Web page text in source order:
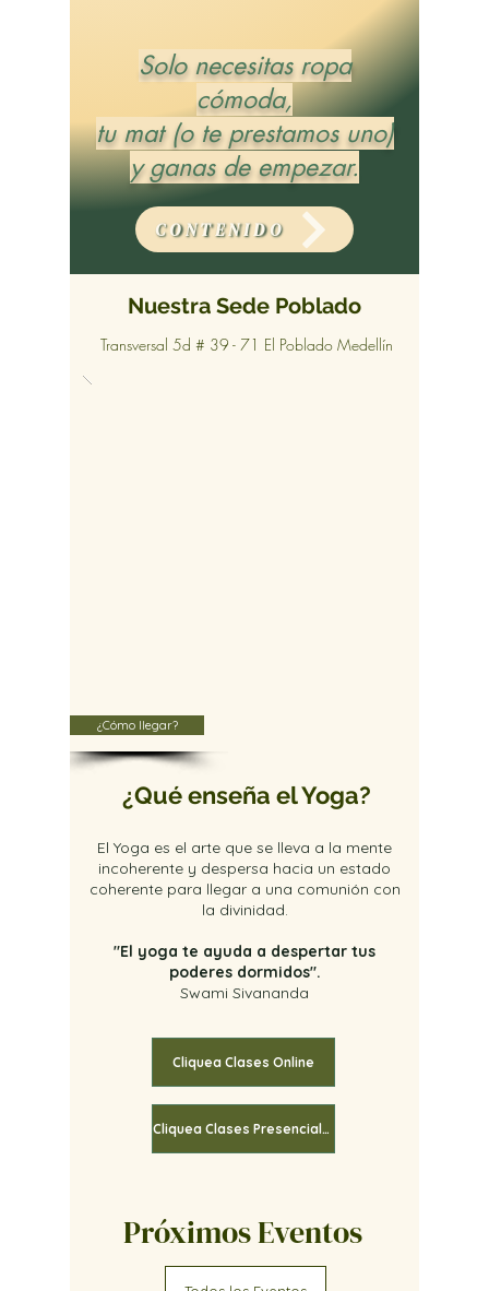
Solo necesitas ropa
cómoda,
tu mat (o te prestamos uno)
y ganas de empezar.
CONTENIDO
Nuestra Sede Poblado
Transversal 5d # 39 - 71 El Poblado Medellín
¿Cómo llegar?
¿Qué enseña el Yoga?
El Yoga es el arte que se lleva a la mente
incoherente y despersa hacia un estado
coherente para llegar a una comunión con
la divinidad.
"El yoga te ayuda a despertar tus
poderes dormidos".
Swami Sivananda
Cliquea Clases Online
Cliquea Clases Presenciales
Próximos Eventos